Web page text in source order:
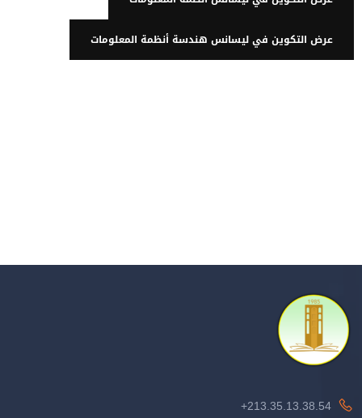
عرض التكوين في ليسانس هندسة أنظمة المعلومات
213.35.13.38.54+